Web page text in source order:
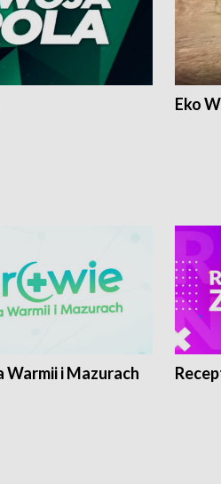
Eko
Warmii i Mazurach